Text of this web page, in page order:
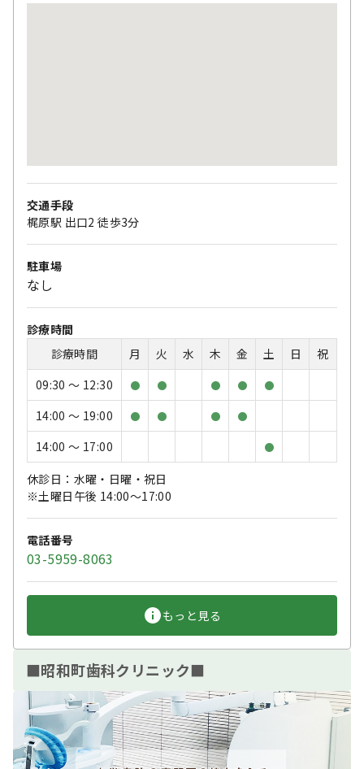
交通手段
梶原駅 出口2 徒歩3分
駐車場
なし
診療時間
診療時間
月 火 水 木 金 土 日
祝
09:30 〜 12:30
● ● ● ● ●
14:00 〜 19:00 ● ● ● ●
14:00 〜 17:00 ●
休診日：水曜・日曜・祝日
※土曜日午後 14:00〜17:00
電話番号
03-5959-8063
もっと見る
■昭和町歯科クリニック■